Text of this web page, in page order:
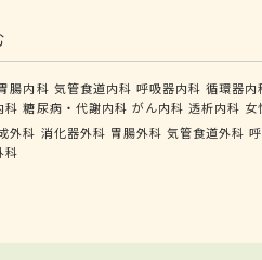
腸内科 気管食道内科 呼吸器内科 循環器内
科 糖尿病・代謝内科 がん内科 透析内科 女
外科 消化器外科 胃腸外科 気管食道外科
科